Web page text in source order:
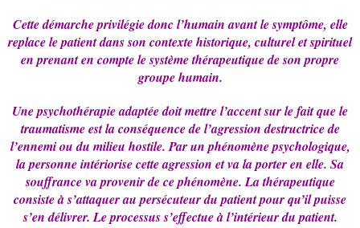
Cette démarche privilégie donc l’humain avant le symptôme, elle
replace le patient dans son contexte historique, culturel et spirituel
en prenant en compte le système thérapeutique de son propre
groupe humain.
Une psychothérapie adaptée doit mettre l’accent sur le fait que le
traumatisme est la conséquence de l’agression destructrice de
l’ennemi ou du milieu hostile. Par un phénomène psychologique,
la personne intériorise cette agression et va la porter en elle. Sa
souffrance va provenir de ce phénomène. La thérapeutique
consiste à s’attaquer au persécuteur du patient pour qu’il puisse
s’en délivrer. Le processus s’effectue à l’intérieur du patient.